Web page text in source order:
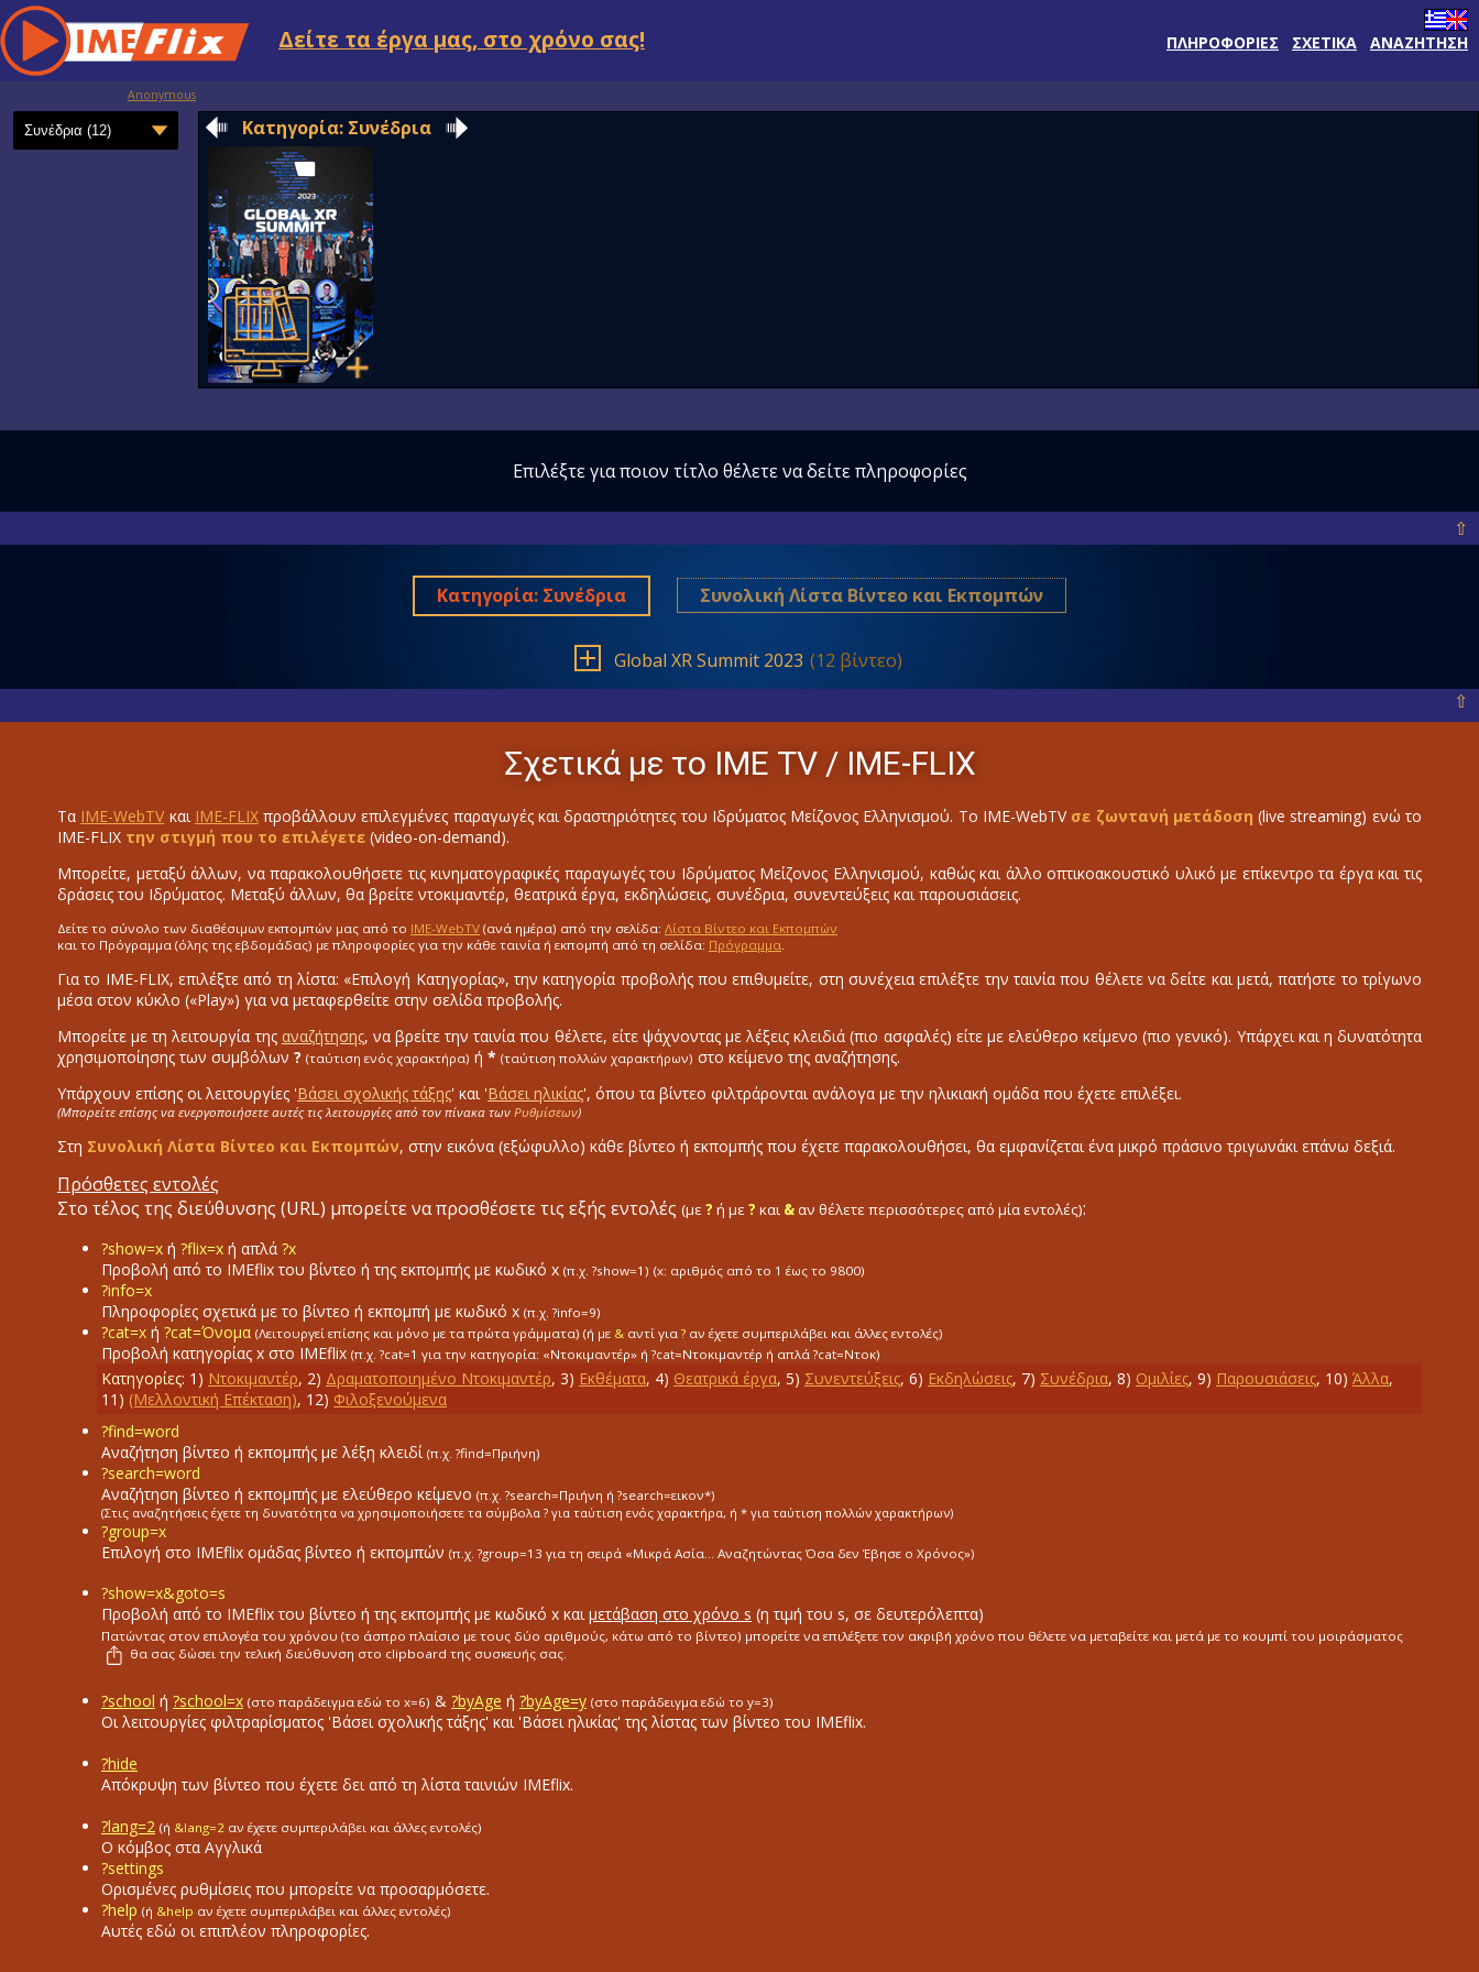
Δείτε τα έργα μας, στο χρόνο σας! ΠΛΗΡΟΦΟΡΙΕΣ ΣΧΕΤΙΚΑ ΑΝΑΖΗΤΗΣΗ
Anonymous
Κατηγορία: Συνέδρια
Επιλέξτε για ποιον τίτλο θέλετε να δείτε πληροφορίες
⇧
Κατηγορία: Συνέδρια Συνολική Λίστα Βίντεο και Εκπομπών
Global XR Summit 2023 (12 βίντεο)
⇧
Σχετικά με το ΙΜΕ ΤV / IME-FLIX
Τα IME-WebTV και IME-FLIXπροβάλλουν επιλεγμένες παραγωγές και δραστηριότητες του Ιδρύματος Μείζονος Ελληνισμού. Το IME-WebTV σε ζωντανή μετάδοση (live streaming) ενώ το
IME-FLIX την στιγμή που το επιλέγετε (video-on-demand).
Μπορείτε, μεταξύ άλλων, να παρακολουθήσετε τις κινηματογραφικές παραγωγές του Ιδρύματος Μείζονος Ελληνισμού, καθώς και άλλο οπτικοακουστικό υλικό με επίκεντρο τα έργα και τις
δράσεις του Ιδρύματος. Μεταξύ άλλων, θα βρείτε ντοκιμαντέρ, θεατρικά έργα, εκδηλώσεις, συνέδρια, συνεντεύξεις και παρουσιάσεις.
Δείτε το σύνολο των διαθέσιμων εκπομπών μας από το IME-WebTV (ανά ημέρα) από την σελίδα: Λίστα Βίντεο και Εκπομπών
και το Πρόγραμμα (όλης της εβδομάδας) με πληροφορίες για την κάθε ταινία ή εκπομπή από τη σελίδα: Πρόγραμμα.
Για το IME-FLIX, επιλέξτε από τη λίστα: «Επιλογή Κατηγορίας», την κατηγορία προβολής που επιθυμείτε, στη συνέχεια επιλέξτε την ταινία που θέλετε να δείτε και μετά, πατήστε το τρίγωνο
μέσα στον κύκλο («Play») για να μεταφερθείτε στην σελίδα προβολής.
Μπορείτε με τη λειτουργία της αναζήτησης, να βρείτε την ταινία που θέλετε, είτε ψάχνοντας με λέξεις κλειδιά (πιο ασφαλές) είτε με ελεύθερο κείμενο (πιο γενικό). Υπάρχει και η δυνατότητα
χρησιμοποίησης των συμβόλων ? (ταύτιση ενός χαρακτήρα) ή * (ταύτιση πολλών χαρακτήρων) στο κείμενο της αναζήτησης.
Υπάρχουν επίσης οι λειτουργίες 'Βάσει σχολικής τάξης' και 'Βάσει ηλικίας', όπου τα βίντεο φιλτράρονται ανάλογα με την ηλικιακή ομάδα που έχετε επιλέξει.
(Μπορείτε επίσης να ενεργοποιήσετε αυτές τις λειτουργίες από τον πίνακα των Ρυθμίσεων)
Στη Συνολική Λίστα Βίντεο και Εκπομπών, στην εικόνα (εξώφυλλο) κάθε βίντεο ή εκπομπής που έχετε παρακολουθήσει, θα εμφανίζεται ένα μικρό πράσινο τριγωνάκι επάνω δεξιά.
Πρόσθετες εντολές
Στο τέλος της διεύθυνσης (URL) μπορείτε να προσθέσετε τις εξής εντολές (με? ή με? και &αν θέλετε περισσότερες από μία εντολές):
?show=x ή ?flix=x ή απλά ?x
Προβολή από το ΙΜΕflix του βίντεο ή της εκπομπής με κωδικό x (π.χ. ?show=1) (x: αριθμός από το 1 έως το 9800)
?info=x
Πληροφορίες σχετικά με το βίντεο ή εκπομπή με κωδικό x (π.χ. ?info=9)
?cat=x ή ?cat=Όνομα (Λειτουργεί επίσης και μόνο με τα πρώτα γράμματα) (ή με & αντί για ? αν έχετε συμπεριλάβει και άλλες εντολές)
Προβολή κατηγορίας x στο IMEflix (π.χ. ?cat=1 για την κατηγορία: «Ντοκιμαντέρ» ή ?cat=Ντοκιμαντέρ ή απλά ?cat=Ντοκ)
Κατηγορίες: 1 ) Ντοκιμαντέρ, 2) Δραματοποιημένο Ντοκιμαντέρ, 3) Εκθέματα, 4) Θεατρικά έργα, 5) Συνεντεύξεις, 6) Εκδηλώσεις, 7) Συνέδρια, 8) Ομιλίες, 9) Παρουσιάσεις, 10) Άλλα,
11 ) (Μελλοντική Επέκταση), 12) Φιλοξενούμενα
?find=word
Αναζήτηση βίντεο ή εκπομπής με λέξη κλειδί (π.χ. ?find=Πριήνη)
?search=word
Αναζήτηση βίντεο ή εκπομπής με ελεύθερο κείμενο (π.χ. ?search=Πριήνη ή ?search=εικον*)
(Στις αναζητήσεις έχετε τη δυνατότητα να χρησιμοποιήσετε τα σύμβολα ? για ταύτιση ενός χαρακτήρα, ή * για ταύτιση πολλών χαρακτήρων)
?group=x
Επιλογή στο ΙΜΕflix ομάδας βίντεο ή εκπομπών (π.χ. ?group=13 για τη σειρά «Mικρά Aσία... Aναζητώντας Όσα δεν Έβησε ο Χρόνος»)
?show=x&goto=s
Προβολή από το ΙΜΕflix του βίντεο ή της εκπομπής με κωδικό x καιμετάβαση στο χρόνο s (η τιμή του s, σε δευτερόλεπτα)
Πατώντας στον επιλογέα του χρόνου (το άσπρο πλαίσιο με τους δύο αριθμούς, κάτω από το βίντεο) μπορείτε να επιλέξετε τον ακριβή χρόνο που θέλετε να μεταβείτε και μετά με το κουμπί του μοιράσματος
θα σας δώσει την τελική διεύθυνση στο clipboard της συσκευής σας.
?school ή ?school=x (στο παράδειγμα εδώ το x=6) & ?byAge ή ?byAge=y (στο παράδειγμα εδώ το y=3)
Οι λειτουργίες φιλτραρίσματος 'Βάσει σχολικής τάξης' και 'Βάσει ηλικίας' της λίστας των βίντεο του IMEflix.
?hide
Απόκρυψη των βίντεο που έχετε δει από τη λίστα ταινιών ΙΜΕflix.
?lang=2 (ή &lang=2 αν έχετε συμπεριλάβει και άλλες εντολές)
Ο κόμβος στα Αγγλικά
?settings
Ορισμένες ρυθμίσεις που μπορείτε να προσαρμόσετε.
?help (ή &help αν έχετε συμπεριλάβει και άλλες εντολές)
Αυτές εδώ οι επιπλέον πληροφορίες.